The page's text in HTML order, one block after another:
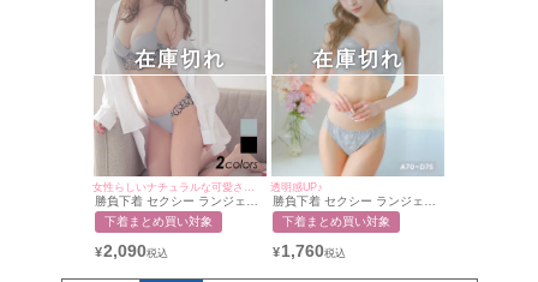
勝負下着 セクシー ランジェリ
ー アンダーフラワーレースデ
ザインブラジャー＆ショーツ2
下着まとめ買い対象
¥2,090
在庫切れ
透明感UP♪
勝負下着 セクシー ランジェリ
ー ホワイトリリー 刺繍 レース
ビジューチャーム ワイヤー カ
セット
下着まとめ買い対象
¥1,760
在庫切れ